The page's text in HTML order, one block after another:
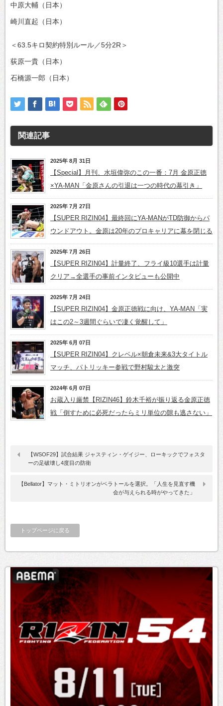
中原大輔（日本）
崎川直起（日本）
＜63.5キロ契約特別ルール／5分2R＞
荻原一貴（日本）
石橋源一郎（日本）
関連記事
2025年 8月 31日
【Special】月刊、水垣偉弥のこの一番：7月 金原正徳
×YA-MAN「金原さんの引退は一つの時代の幕引き」
2025年 7月 27日
【SUPER RIZIN04】最終回にYA-MANがTD防御からパ
ウンドアウト。金原は20年のプロキャリアに幕を閉じる
2025年 7月 26日
【SUPER RIZIN04】計量終了、フライ級10選手は計量
クリア→全選手の事前インタビューも公開中
2025年 7月 24日
【SUPER RIZIN04】金原正徳戦に向け、YA-MAN「実
はこの2～3週間ぐらいで凄く覚醒して」
2025年 6月 07日
【SUPER RIZIN04】クレベル×朝倉未来&3大タイトル
マッチ、パトリッキー参戦で野村駿太と激突
2024年 6月 07日
お蔵入り厳禁【RIZIN46】鈴木千裕が振り返る金原正徳
戦「倒すために必死だったらミリ単位の隙も逃さない」
【WSOF29】試合結果 ジャスティン・ゲイジー、ローキックでフォスタ
ーの足破壊し4度目の防衛
【Bellator】マット・ミトリオンがベラトールを選択。「人生を見直す機
会が与えられる時がやってきた」
トップページに戻る